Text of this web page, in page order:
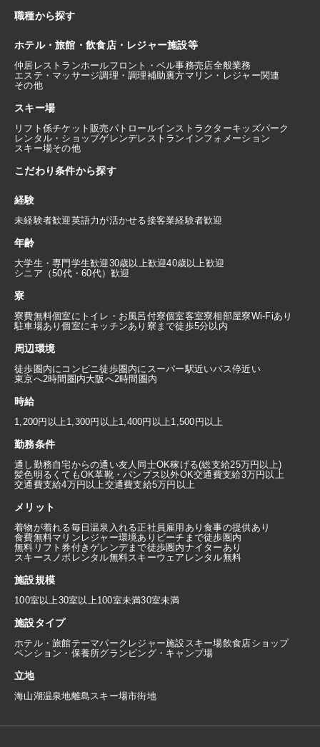
職種から探す
ホテル・旅館・飲食店・レジャー施設等
仲居 レストランホールフロント・ベル事務売店全般業務
エステ・マッサージ調理・調理補助裏方マリン・レジャー関連
その他
スキー場
リフト係チケット販売パトロールインストラクターキッズパーク
レンタル・ショップゲレンデレストラン インフォメーション
スキー場その他
こだわり条件から探す
経験
未経験者歓迎英語力が活かせる接客業経験者歓迎
年齢
大学生・専門学生歓迎30歳以上歓迎40歳以上歓迎
シニア（50代・60代）歓迎
寮
寮費無料個室にトイレ・お風呂付寮個室客室寮相部屋寮Wi-Fiあり
駐車場あり個室にキッチンあり 寮まで徒歩5分以内
周辺環境
徒歩圏内にコンビニ徒歩圏内にスーパー駅近いバス停近い
東京へ2時間圏内大阪へ2時間圏内
時給
1,200円以上1,300円以上1,400円以上1,500円以上
勤務条件
通し勤務自宅からの通い友人同士OK稼げる(総支給25万円以上)
髪色明るくてもOK革靴・パンプス以外OK交通費支給3万円以上
交通費支給4万円以上交通費支給5万円以上
メリット
着物が着れる毎日温泉入れる正社員雇用あり食事の提供あり
食費無料マリンレジャー環境あり ビーチまで徒歩圏内
無料リフト券付きゲレンデまで徒歩圏内ナイターあり
スキースノボレンタル無料スキーウェアレンタル無料
施設規模
100室以上30室以上100室未満30室未満
施設タイプ
ホテル・旅館テーマパーク レジャー施設スキー場飲食店ショップ
ペンション・保養所グランピング・キャンプ場
立地
海山湖温泉地離島スキー場市街地